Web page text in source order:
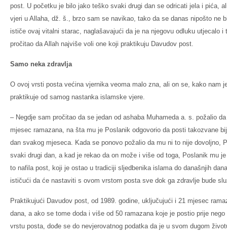
post. U početku je bilo jako teško svaki drugi dan se odricati jela i pića,
vjeri u Allaha, dž. š., brzo sam se navikao, tako da se danas nipošto ne
ističe ovaj vitalni starac, naglašavajući da je na njegovu odluku utjecalo i
pročitao da Allah najviše voli one koji praktikuju Davudov post.
Samo neka zdravlja
O ovoj vrsti posta većina vjernika veoma malo zna, ali on se, kako nam
praktikuje od samog nastanka islamske vjere.
– Negdje sam pročitao da se jedan od ashaba Muhameda a. s. požalio
mjesec ramazana, na šta mu je Poslanik odgovorio da posti takozvane
dan svakog mjeseca. Kada se ponovo požalio da mu ni to nije dovoljno,
svaki drugi dan, a kad je rekao da on može i više od toga, Poslanik mu
to nafila post, koji je ostao u tradiciji sljedbenika islama do današnjih
ističući da će nastaviti s ovom vrstom posta sve dok ga zdravlje bude
Praktikujući Davudov post, od 1989. godine, uključujući i 21 mjesec
dana, a ako se tome doda i više od 50 ramazana koje je postio prije
vrstu posta, dođe se do nevjerovatnog podatka da je u svom dugom